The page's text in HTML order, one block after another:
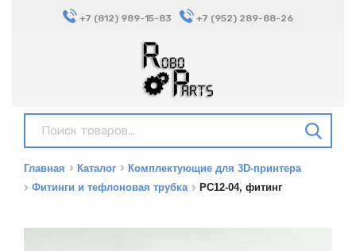
+7 (812) 989-15-83 +7 (952) 289-88-26
Главная Каталог
Комплектующие для 3D-принтера
Фитинги и тефлоновая трубка
PC12-04, фитинг